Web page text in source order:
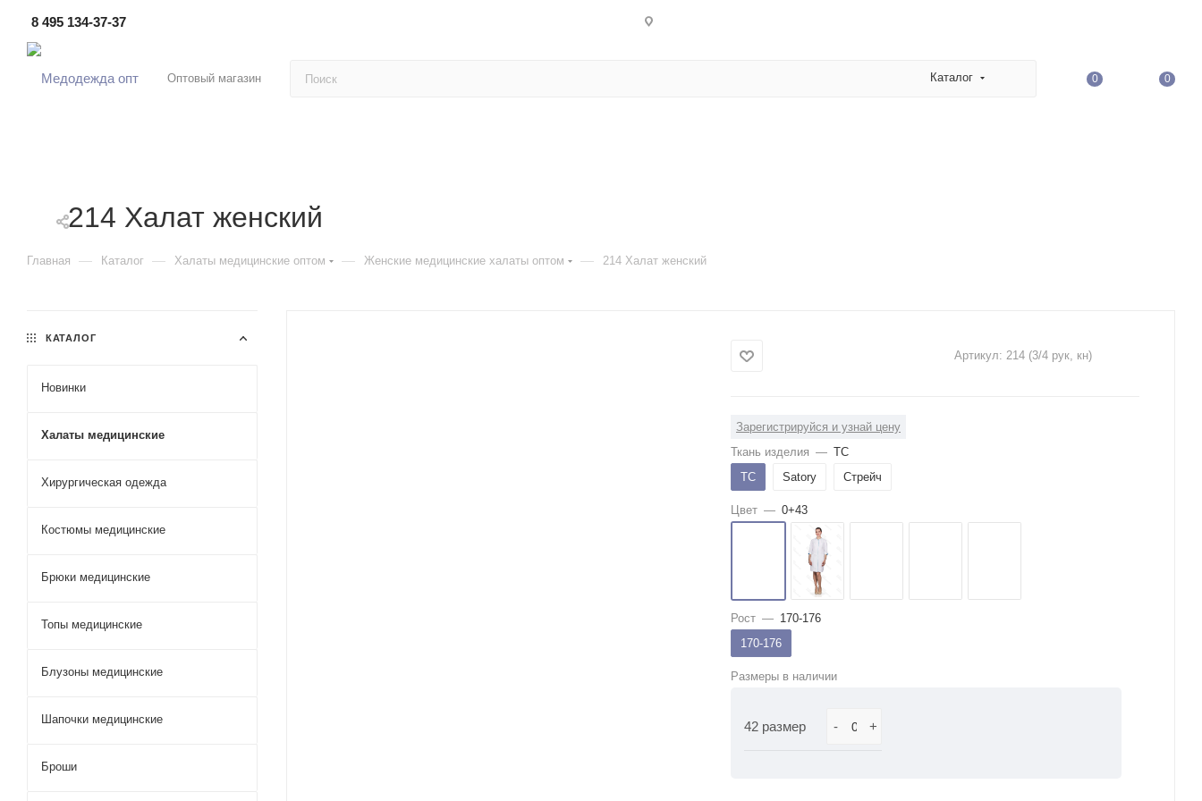
8 495 134-37-37
Оптовый магазин Каталог 0 0
214 Халат женский
Главная — Каталог — Халаты медицинские оптом — Женские медицинские халаты оптом — 214 Халат женский
Артикул: 214 (3/4 рук, кн)
Зарегистрируйся и узнай цену
Ткань изделия — ТС
ТС
Satory Стрейч
Цвет — 0+43
Рост — 170-176
170-176
Размеры в наличии
42 размер - +
КАТАЛОГ
Новинки
Халаты медицинские
Хирургическая одежда
Костюмы медицинские
Брюки медицинские
Топы медицинские
Блузоны медицинские
Шапочки медицинские
Броши